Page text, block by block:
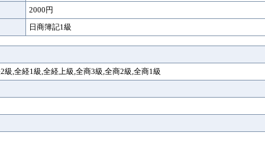
2000円
日商簿記1級
級,全経1級,全経上級,全商3級,全商2級,全商1級